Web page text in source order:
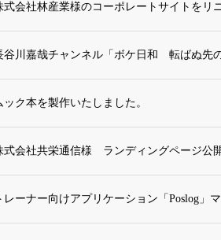
式会社林産業様のコーポレートサイトをリ
谷川嘉哉チャンネル「ボケ日和 転ばぬ先
ック本を製作いたしました。
式会社共栄通信様 ランディングページ公
レーナー向けアプリケーション「Poslog」